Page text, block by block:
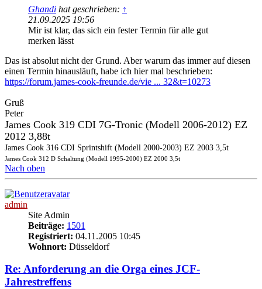
Ghandi hat geschrieben: ↑
21.09.2025 19:56
Mir ist klar, das sich ein fester Termin für alle gut
merken lässt
Das ist absolut nicht der Grund. Aber warum das immer auf diesen
einen Termin hinausläuft, habe ich hier mal beschrieben:
https://forum.james-cook-freunde.de/vie ... 32&t=10273
Gruß
Peter
James Cook 319 CDI 7G-Tronic (Modell 2006-2012) EZ
2012 3,88t
James Cook 316 CDI Sprintshift (Modell 2000-2003) EZ 2003 3,5t
James Cook 312 D Schaltung (Modell 1995-2000) EZ 2000 3,5t
Nach oben
admin
Site Admin
Beiträge: 1501
Registriert: 04.11.2005 10:45
Wohnort: Düsseldorf
Re: Anforderung an die Orga eines JCF-
Jahrestreffens